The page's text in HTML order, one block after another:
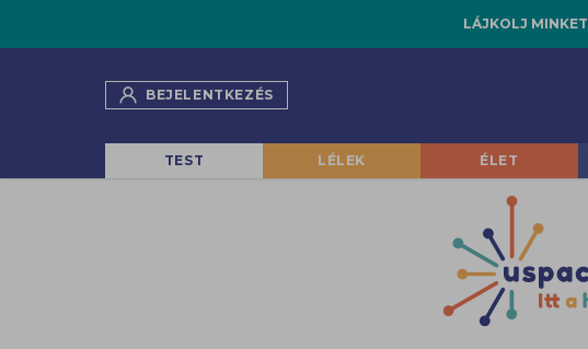
LÁJKOLJ
BEJELENTKEZÉS
TEST LÉLEK ÉLET